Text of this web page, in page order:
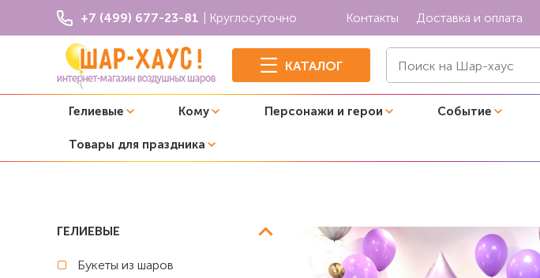
+7 (499) 677-23-81 | Круглосуточно Контакты Доставка и оплата
КАТАЛОГ
Гелиевые Кому Персонажи и герои Событие
Товары для праздника
Фотозоны из шаров
ГЕЛИЕВЫЕ
Букеты из шаров